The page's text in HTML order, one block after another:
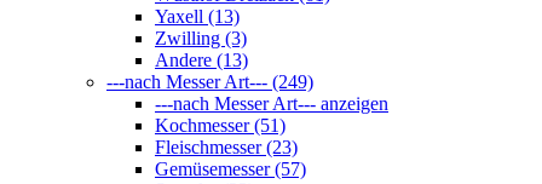
Yaxell (13)
Zwilling (3)
Andere (13)
---nach Messer Art--- (249)
---nach Messer Art--- anzeigen
Kochmesser (51)
Fleischmesser (23)
Gemüsemesser (57)